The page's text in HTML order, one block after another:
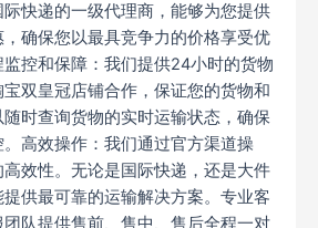
快递的一级代理商，能够为您提供
确保您以最具竞争力的价格享受优
控和保障：我们提供24小时的货物
双皇冠店铺合作，保证您的货物和
时查询货物的实时运输状态，确保
高效操作：我们通过官方渠道操
效性。无论是国际快递，还是大件
供最可靠的运输解决方案。专业客
队提供售前、售中、售后全程一对